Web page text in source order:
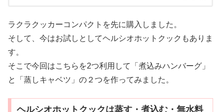
ラクラクッカーコンパクトを先に購入しました。
そして、今はお試しとしてヘルシオホットクックもありま
す。
そこで今回はこちらを2つ利用して「煮込みハンバーグ」
と「蒸しキャベツ」の２つを作ってみました。
ヘルシオホットクックは蒸す・煮込む・無水料